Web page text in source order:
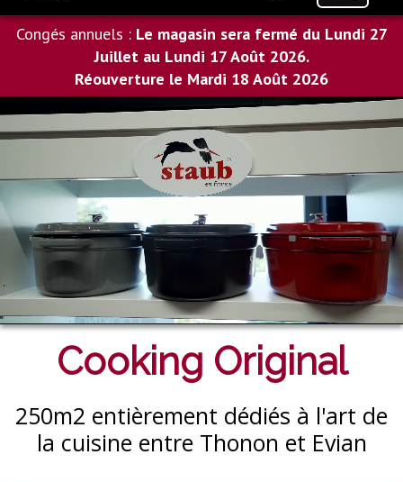
Congés annuels : Le magasin sera fermé du Lundi 27
Juillet au Lundi 17 Août 2026.
Réouverture le Mardi 18 Août 2026
Cooking Original
250m2 entièrement dédiés à l'art de
la cuisine entre Thonon et Evian